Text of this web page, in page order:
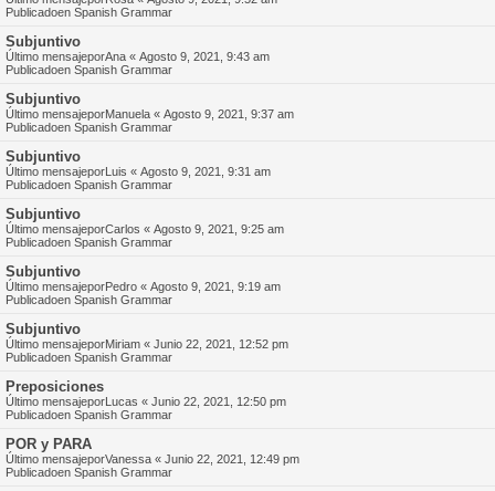
Publicadoen Spanish Grammar
Subjuntivo
Último mensajeporAna « Agosto 9, 2021, 9:43 am
Publicadoen Spanish Grammar
Subjuntivo
Último mensajeporManuela « Agosto 9, 2021, 9:37 am
Publicadoen Spanish Grammar
Subjuntivo
Último mensajeporLuis « Agosto 9, 2021, 9:31 am
Publicadoen Spanish Grammar
Subjuntivo
Último mensajeporCarlos « Agosto 9, 2021, 9:25 am
Publicadoen Spanish Grammar
Subjuntivo
Último mensajeporPedro « Agosto 9, 2021, 9:19 am
Publicadoen Spanish Grammar
Subjuntivo
Último mensajeporMiriam « Junio 22, 2021, 12:52 pm
Publicadoen Spanish Grammar
Preposiciones
Último mensajeporLucas « Junio 22, 2021, 12:50 pm
Publicadoen Spanish Grammar
POR y PARA
Último mensajeporVanessa « Junio 22, 2021, 12:49 pm
Publicadoen Spanish Grammar